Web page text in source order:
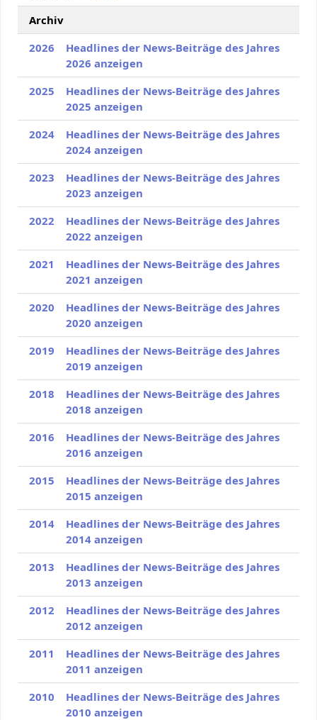
Archiv
2026
Headlines der News-Beiträge des Jahres
2026 anzeigen
2025
Headlines der News-Beiträge des Jahres
2025 anzeigen
2024
Headlines der News-Beiträge des Jahres
2024 anzeigen
2023
Headlines der News-Beiträge des Jahres
2023 anzeigen
2022
Headlines der News-Beiträge des Jahres
2022 anzeigen
2021
Headlines der News-Beiträge des Jahres
2021 anzeigen
2020
Headlines der News-Beiträge des Jahres
2020 anzeigen
2019
Headlines der News-Beiträge des Jahres
2019 anzeigen
2018
Headlines der News-Beiträge des Jahres
2018 anzeigen
2016
Headlines der News-Beiträge des Jahres
2016 anzeigen
2015
Headlines der News-Beiträge des Jahres
2015 anzeigen
2014
Headlines der News-Beiträge des Jahres
2014 anzeigen
2013
Headlines der News-Beiträge des Jahres
2013 anzeigen
2012
Headlines der News-Beiträge des Jahres
2012 anzeigen
2011
Headlines der News-Beiträge des Jahres
2011 anzeigen
2010
Headlines der News-Beiträge des Jahres
2010 anzeigen